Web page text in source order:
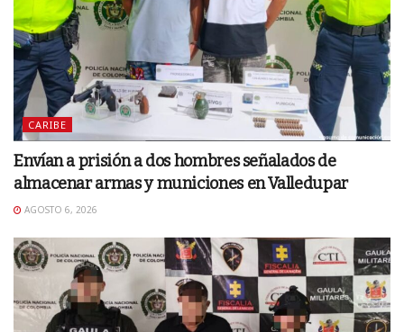
CARIBE
Envían a prisión a dos hombres señalados de
almacenar armas y municiones en Valledupar
AGOSTO 6, 2026